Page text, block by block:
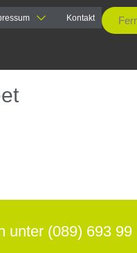
Kontakt
unter (089) 693 99